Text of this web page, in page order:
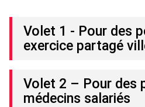
Volet 1 - Pour des
exercice partagé
Volet 2 – Pour des
médecins salariés